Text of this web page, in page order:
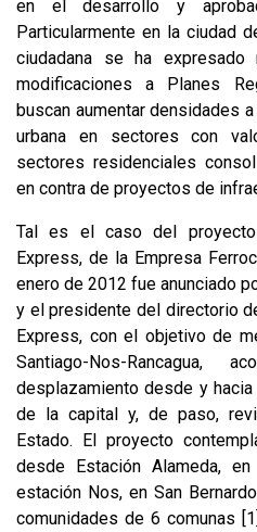
en el desarrollo y
Particularmente en la ciudad
ciudadana se ha
modificaciones a Planes
buscan aumentar densidades
urbana en sectores con
sectores residenciales
en contra de proyectos de
Tal es el caso del
Express, de la Empresa
enero de 2012 fue anunciado
y el presidente del directorio
Express, con el objetivo de
Santiago-Nos-
desplazamiento desde y
de la capital y, de paso,
Estado. El proyecto
desde Estación Alameda,
estación Nos, en San
comunidades de 6 comunas [1]